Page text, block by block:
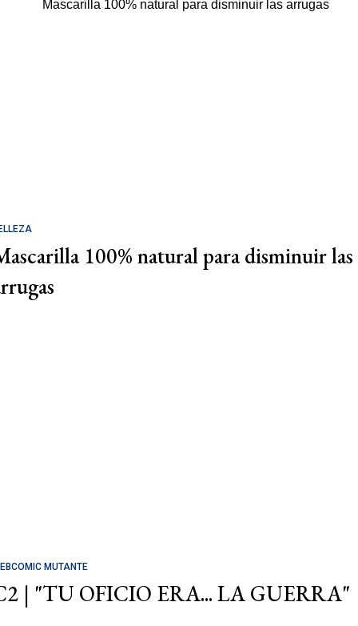
100% natural para disminuir las
MUTANTE
| "TU OFICIO ERA... LA GUERRA"